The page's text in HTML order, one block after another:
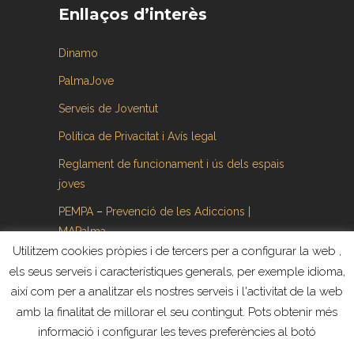
Enllaços d’interès
Dinamo
PalmaJove
Serveis de Joventut
Política de Privacitat i Avís legal
Reglament de funcionament i ús dels espais
joves
PEMPA – Prevenció de les Adiccions |
MAPalma
Utilitzem cookies pròpies i de tercers per a configurar la web ,
els seus serveis i característiques generals, per exemple idioma,
així com per a analitzar els nostres serveis i l'activitat de la web
amb la finalitat de millorar el seu contingut. Pots obtenir més
informació i configurar les teves preferències al botó